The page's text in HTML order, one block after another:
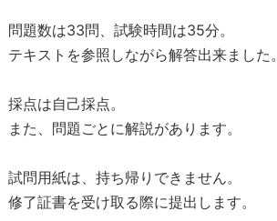
問題数は33問、試験時間は35分。
テキストを参照しながら解答出来ました。
採点は自己採点。
また、問題ごとに解説があります。
試問用紙は、持ち帰りできません。
修了証書を受け取る際に提出します。